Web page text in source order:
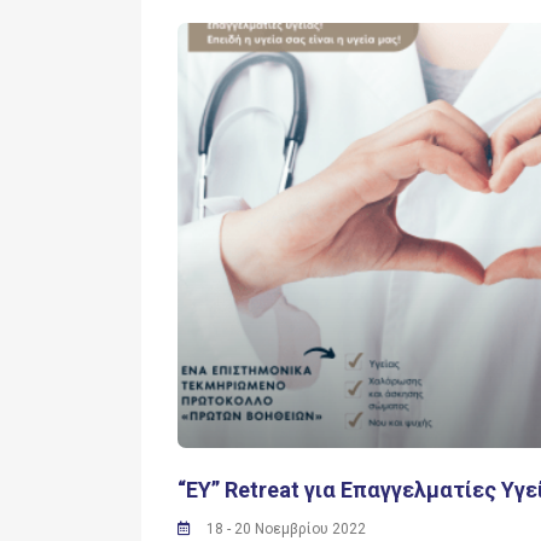
“EΥ” Retreat για Επαγγελματίες
18 - 20 Νοεμβρίου 2022